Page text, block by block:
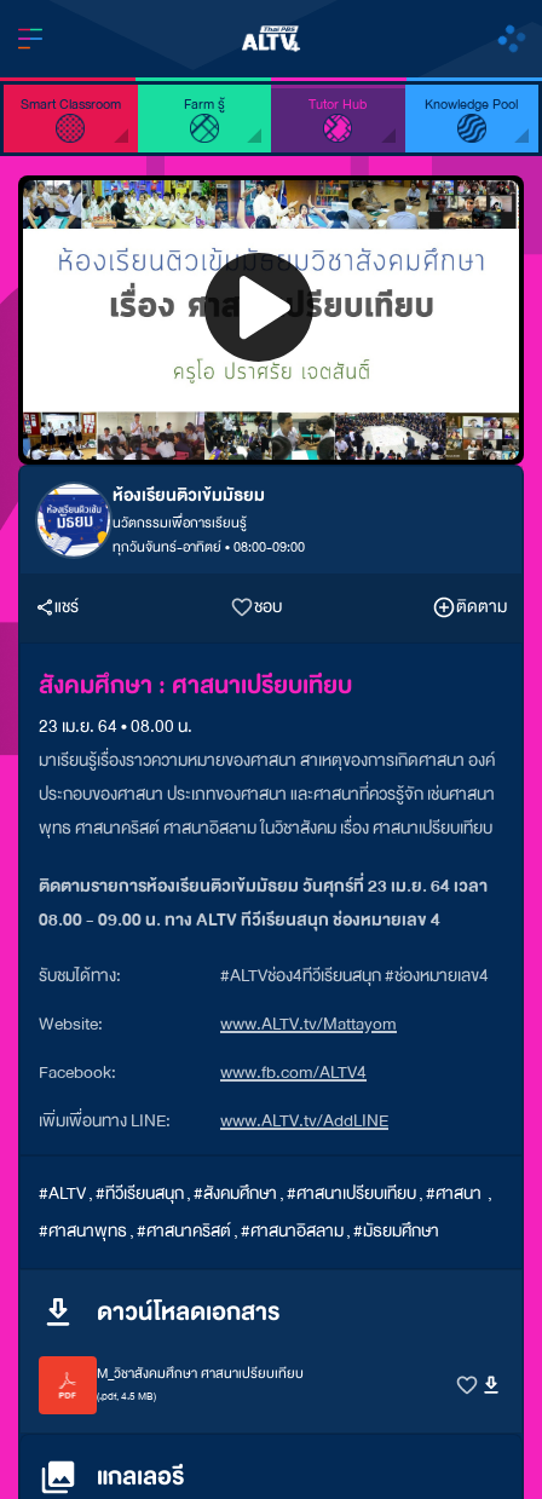
Smart Classroom Farm รู้ Tutor Hub Knowledge Pool
ห้องเรียนติวเข้มมัธยม
นวัตกรรมเพื่อการเรียนรู้
ทุกวันจันทร์-อาทิตย์ • 08:00-09:00
แชร์ ชอบ ติดตาม
สังคมศึกษา : ศาสนาเปรียบเทียบ
23 เม.ย. 64 • 08.00 น.
มาเรียนรู้เรื่องราวความหมายของศาสนา สาเหตุของการเกิดศาสนา องค์
ประกอบของศาสนา ประเภทของศาสนา และศาสนาที่ควรรู้จัก เช่นศาสนา
พุทธ ศาสนาคริสต์ ศาสนาอิสลาม ในวิชาสังคม เรื่อง ศาสนาเปรียบเทียบ
ติดตามรายการห้องเรียนติวเข้มมัธยม วันศุกร์ที่ 23 เม.ย. 64 เวลา
08.00 - 09.00 น. ทาง ALTV ทีวีเรียนสนุก ช่องหมายเลข 4
รับชมได้ทาง:
#ALTVช่อง4ทีวีเรียนสนุก #ช่องหมายเลข4
Website:
www.ALTV.tv/Mattayom
Facebook:
www.fb.com/ALTV4
เพิ่มเพื่อนทาง LINE:
www.ALTV.tv/AddLINE
#ALTV,#ทีวีเรียนสนุก,#สังคมศึกษา,#ศาสนาเปรียบเทียบ,#ศาสนา ,
#ศาสนาพุทธ,#ศาสนาคริสต์,#ศาสนาอิสลาม,#มัธยมศึกษา
ดาวน์โหลดเอกสาร
M_วิชาสังคมศึกษา ศาสนาเปรียบเทียบ
(.pdf, 4.5 MB)
แกลเลอรี